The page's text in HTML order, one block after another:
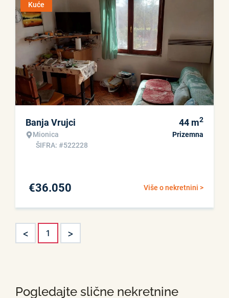
Kuće
Banja Vrujci
Mionica
ŠIFRA: #522228
44 m2
Prizemna
Više o nekretnini >
€36.050
< 1 >
Pogledajte slične nekretnine